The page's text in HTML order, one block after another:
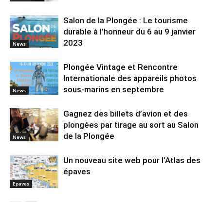
News
Salon de la Plongée : Le tourisme
durable à l’honneur du 6 au 9 janvier
2023
News
Plongée Vintage et Rencontre
Internationale des appareils photos
sous-marins en septembre
News
Gagnez des billets d’avion et des
plongées par tirage au sort au Salon
de la Plongée
Epaves
Un nouveau site web pour l’Atlas des
épaves